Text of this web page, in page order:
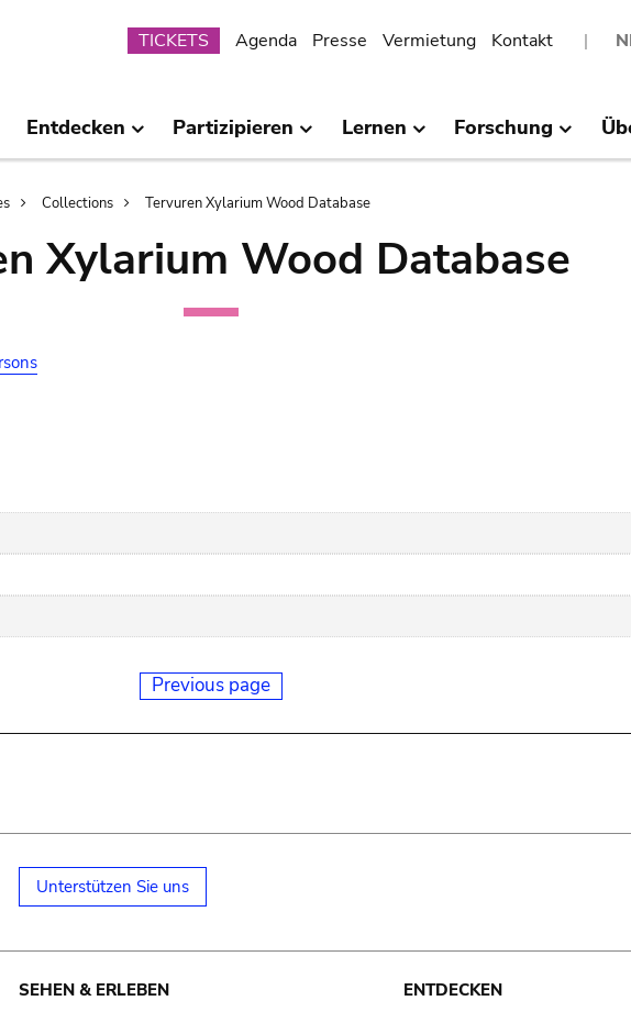
Submenu
TICKETS Agenda Presse Vermietung Kontakt
Entdecken Partizipieren Lernen Forschung
Collections Tervuren Xylarium Wood Database
Xylarium Wood Database
Previous page
Unterstützen Sie uns
SEHEN & ERLEBEN ENTDECKEN